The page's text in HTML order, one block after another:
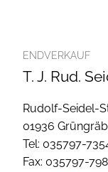
ENDVERKAUF
T. J. Rud.
Rudolf-Seidel-
01936
Tel: 035797-
Fax: 035797-